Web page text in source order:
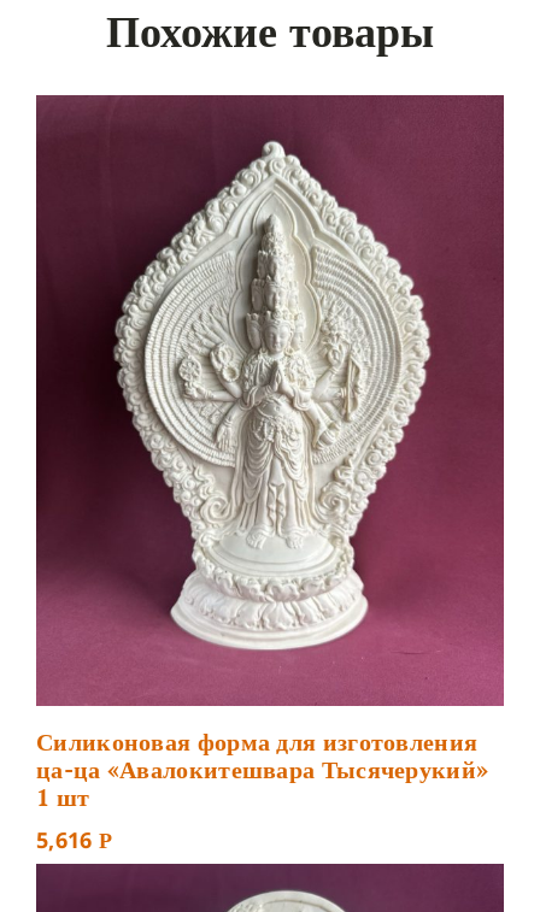
Похожие товары
Силиконовая форма для изготовления
ца-ца «Авалокитешвара Тысячерукий»
1 шт
5,616 Р